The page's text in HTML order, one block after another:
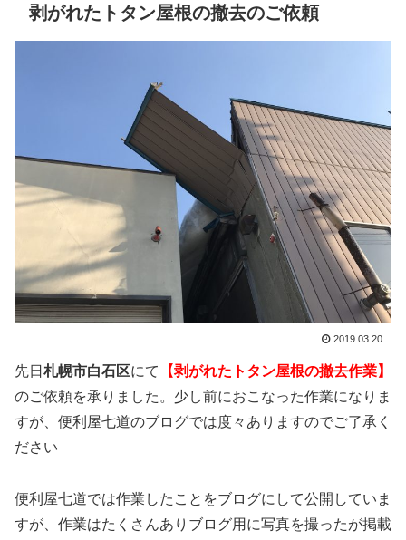
剥がれたトタン屋根の撤去のご依頼
2019.03.20
先日 札幌市白石区にて
【剥がれたトタン屋根の撤去作業】
のご依頼を承りました。少し前におこなった作業になりま
すが、便利屋七道のブログでは度々ありますのでご了承く
ださい
便利屋七道では作業したことをブログにして公開していま
すが、作業はたくさんありブログ用に写真を撮ったが掲載